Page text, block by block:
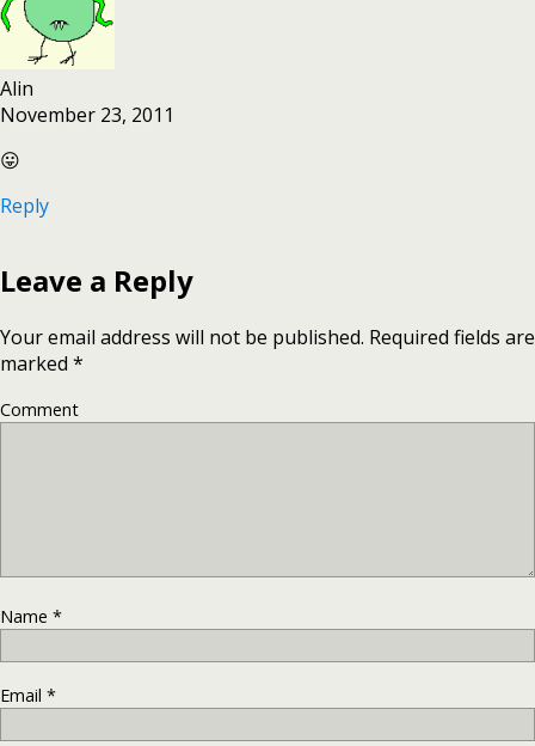
Alin
November 23, 2011
😛
Reply
Leave a Reply
Your email address will not be published. Required fields are
marked *
Comment
Name *
Email *